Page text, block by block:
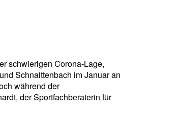
schwierigen Corona-Lage,
Schnaittenbach im Januar an
während der
der Sportfachberaterin für